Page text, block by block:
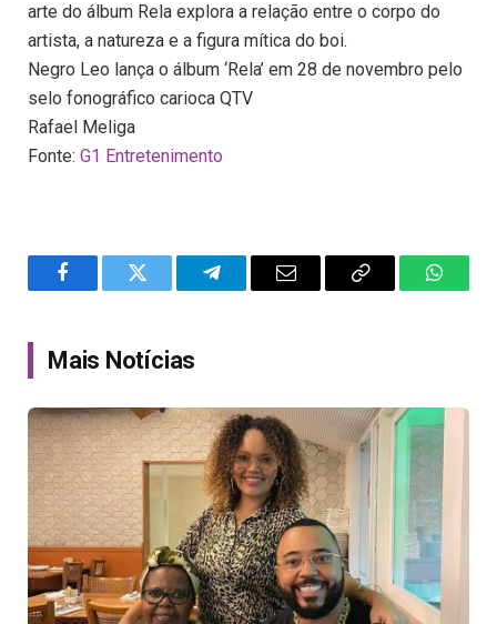
arte do álbum Rela explora a relação entre o corpo do
artista, a natureza e a figura mítica do boi.
Negro Leo lança o álbum ‘Rela’ em 28 de novembro pelo
selo fonográfico carioca QTV
Rafael Meliga
Fonte: G1 Entretenimento
FacebookTwitter TelegramEmail
Copy
Mais Notícias